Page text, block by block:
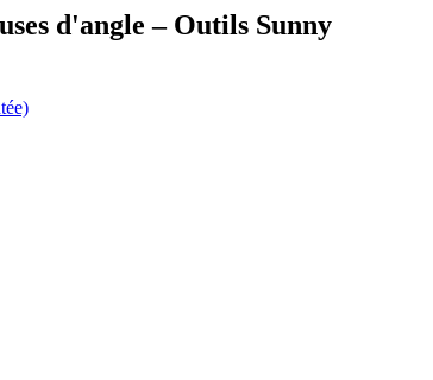
d'angle – Outils Sunny